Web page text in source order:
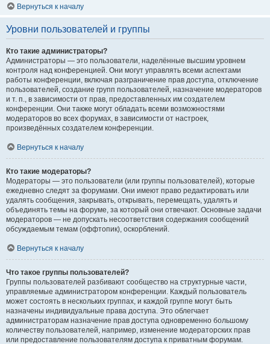
Вернуться к началу
Уровни пользователей и группы
Кто такие администраторы?
Администраторы — это пользователи, наделённые высшим уровнем
контроля над конференцией. Они могут управлять всеми аспектами
работы конференции, включая разграничение прав доступа, отключение
пользователей, создание групп пользователей, назначение модераторов
и т. п., в зависимости от прав, предоставленных им создателем
конференции. Они также могут обладать всеми возможностями
модераторов во всех форумах, в зависимости от настроек,
произведённых создателем конференции.
Вернуться к началу
Кто такие модераторы?
Модераторы — это пользователи (или группы пользователей), которые
ежедневно следят за форумами. Они имеют право редактировать или
удалять сообщения, закрывать, открывать, перемещать, удалять и
объединять темы на форуме, за который они отвечают. Основные задачи
модераторов — не допускать несоответствия содержания сообщений
обсуждаемым темам (оффтопик), оскорблений.
Вернуться к началу
Что такое группы пользователей?
Группы пользователей разбивают сообщество на структурные части,
управляемые администратором конференции. Каждый пользователь
может состоять в нескольких группах, и каждой группе могут быть
назначены индивидуальные права доступа. Это облегчает
администраторам назначение прав доступа одновременно большому
количеству пользователей, например, изменение модераторских прав
или предоставление пользователям доступа к приватным форумам.